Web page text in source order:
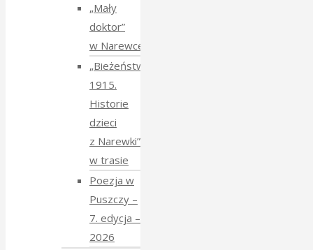
„Mały
doktor”
w Narewce
„Bieżeństwo
1915.
Historie
dzieci
z Narewki”
w trasie
Poezja w
Puszczy –
7. edycja –
2026